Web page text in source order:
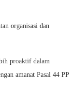
organisasi dan
proaktif dalam
amanat Pasal 44 PP